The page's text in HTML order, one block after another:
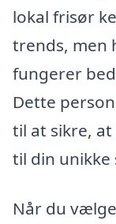
lokal frisør
trends, men
fungerer
Dette
til at sikre,
til din unikke
Når du